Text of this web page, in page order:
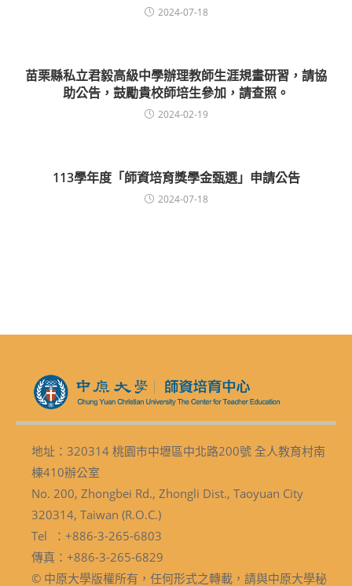
2024-07-18
苗栗縣私立君毅高級中學辦理教師生涯規畫研習，請協
助公告，鼓勵貴校師培生參加，請查照。
2024-02-19
113學年度「師資培育獎學金甄選」申請公告
2024-07-18
地址：320314 桃園市中壢區中北路200號 全人教育村南
棟410辦公室
No. 200, Zhongbei Rd., Zhongli Dist., Taoyuan City
320314, Taiwan (R.O.C.)
Tel ：+886-3-265-6803
傳真：+886-3-265-6829
© 中原大學版權所有，任何形式之轉載，請與中原大學秘